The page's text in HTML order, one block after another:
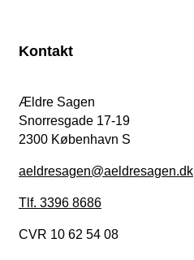
Kontakt
Ældre Sagen
Snorresgade 17-19
2300 København S
aeldresagen@aeldresagen.dk
Tlf. 3396 8686
CVR 10 62 54 08